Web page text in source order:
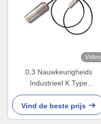
Video
0,3 Nauwkeurigheids
Industrieel K Type
Thermokoppel aan 4 20ma
Zender -20 tot 400 Graad
Vind de beste prijs